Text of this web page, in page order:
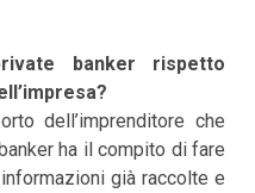
banker rispetto
dell’imprenditore che
ha il compito di fare
già raccolte e